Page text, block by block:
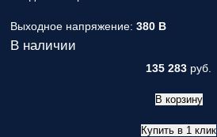
Выходное напряжение: 380 В
В наличии
135 283 руб.
В корзину
Купить в 1 клик